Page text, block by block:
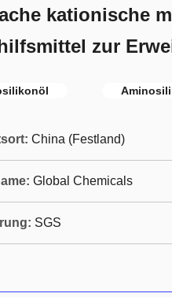
kationische
zur
China (Festland)
Global Chemicals
SGS